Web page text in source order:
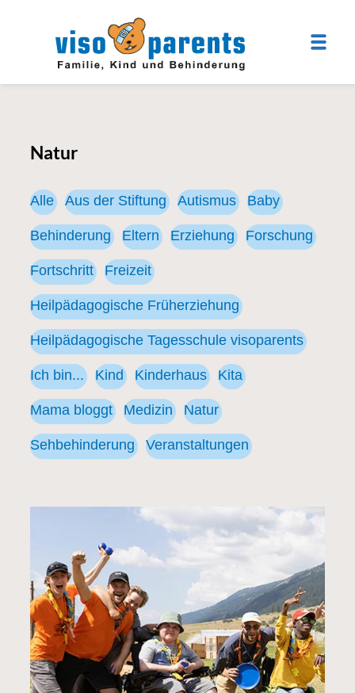
Natur
Alle Aus der Stiftung Autismus Baby
Behinderung Eltern Erziehung Forschung
Fortschritt Freizeit
Heilpädagogische Früherziehung
Heilpädagogische Tagesschule visoparents
Ich bin... Kind Kinderhaus Kita
Mama bloggt Medizin Natur
Sehbehinderung Veranstaltungen